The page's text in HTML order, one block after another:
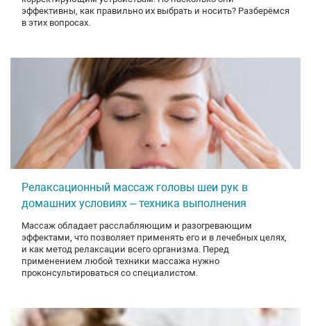
эффективны, как правильно их выбрать и носить? Разберёмся
в этих вопросах.
Релаксационный массаж головы шеи рук в
домашних условиях – техника выполнения
Массаж обладает расслабляющим и разогревающим
эффектами, что позволяет применять его и в лечебных целях,
и как метод релаксации всего организма. Перед
применением любой техники массажа нужно
проконсультироваться со специалистом.